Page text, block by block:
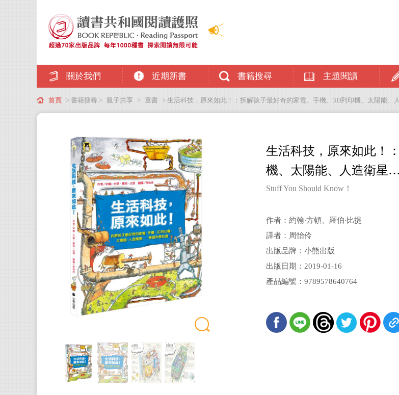
關於我們 近期新書 書籍搜尋 主題閱讀
首頁 > 書籍搜尋 > 親子共享 > 童書 > 生活科技，原來如此！：拆解孩子最好奇的家電、手機、3D列印機、太陽能
生活科技，原來如此！
機、太陽能、人造衛星
Stuff You Should Know！
作者：約翰‧方頓、羅伯‧比提
譯者：周怡伶
出版品牌：小熊出版
出版日期：2019-01-16
產品編號：9789578640764